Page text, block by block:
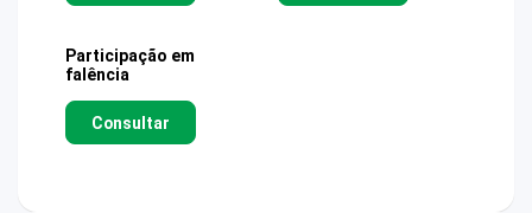
Participação em
falência
Consultar